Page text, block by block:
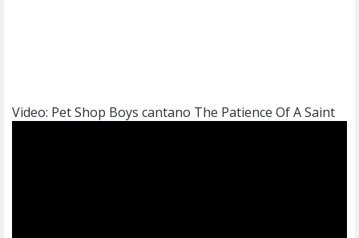
Video: Pet Shop Boys cantano The Patience Of A Saint